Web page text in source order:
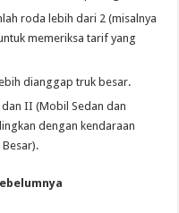
roda lebih dari 2 (misalnya
memeriksa tarif yang
dianggap truk besar.
II (Mobil Sedan dan
dengan kendaraan